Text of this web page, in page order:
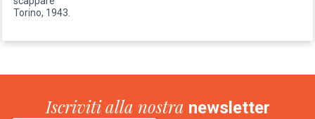
Torino, 1943.
Iscriviti alla nostra newsletter